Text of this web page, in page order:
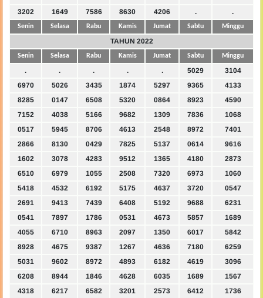
3202
1649 7586 8630 4206 . .
Senin Selasa Rabu Kamis Jumat Sabtu Minggu
TAHUN 2022
Senin Selasa Rabu Kamis Jumat Sabtu Minggu
. . . . . 5029
3104
6970
5026 3435 1874 5297 9365
4133
8285
0147 6508 5320 0864 8923
4590
7152
4038 5166 9682 1309 7836
1068
0517
5945 8706 4613 2548 8972
7401
2866
8130 0429 7825 5137 0614
9616
1602
3078 4283 9512 1365 4180
2873
6510
6979 1055 2508 7320 6973
1060
5418
4532 6192 5175 4637 3720
0547
2691
9413 7439 6408 5192 9688
6231
0541
7897 1786 0531 4673 5857
1689
4055
6710 8963 2097 1350 6017
5842
8928
4675 9387 1267 4636 7180
6259
5031
9602 8972 4893 6182 4619
3096
6208
8944 1846 4628 6035 1689
1567
4318
6217 6582 3201 2573 6412
1736